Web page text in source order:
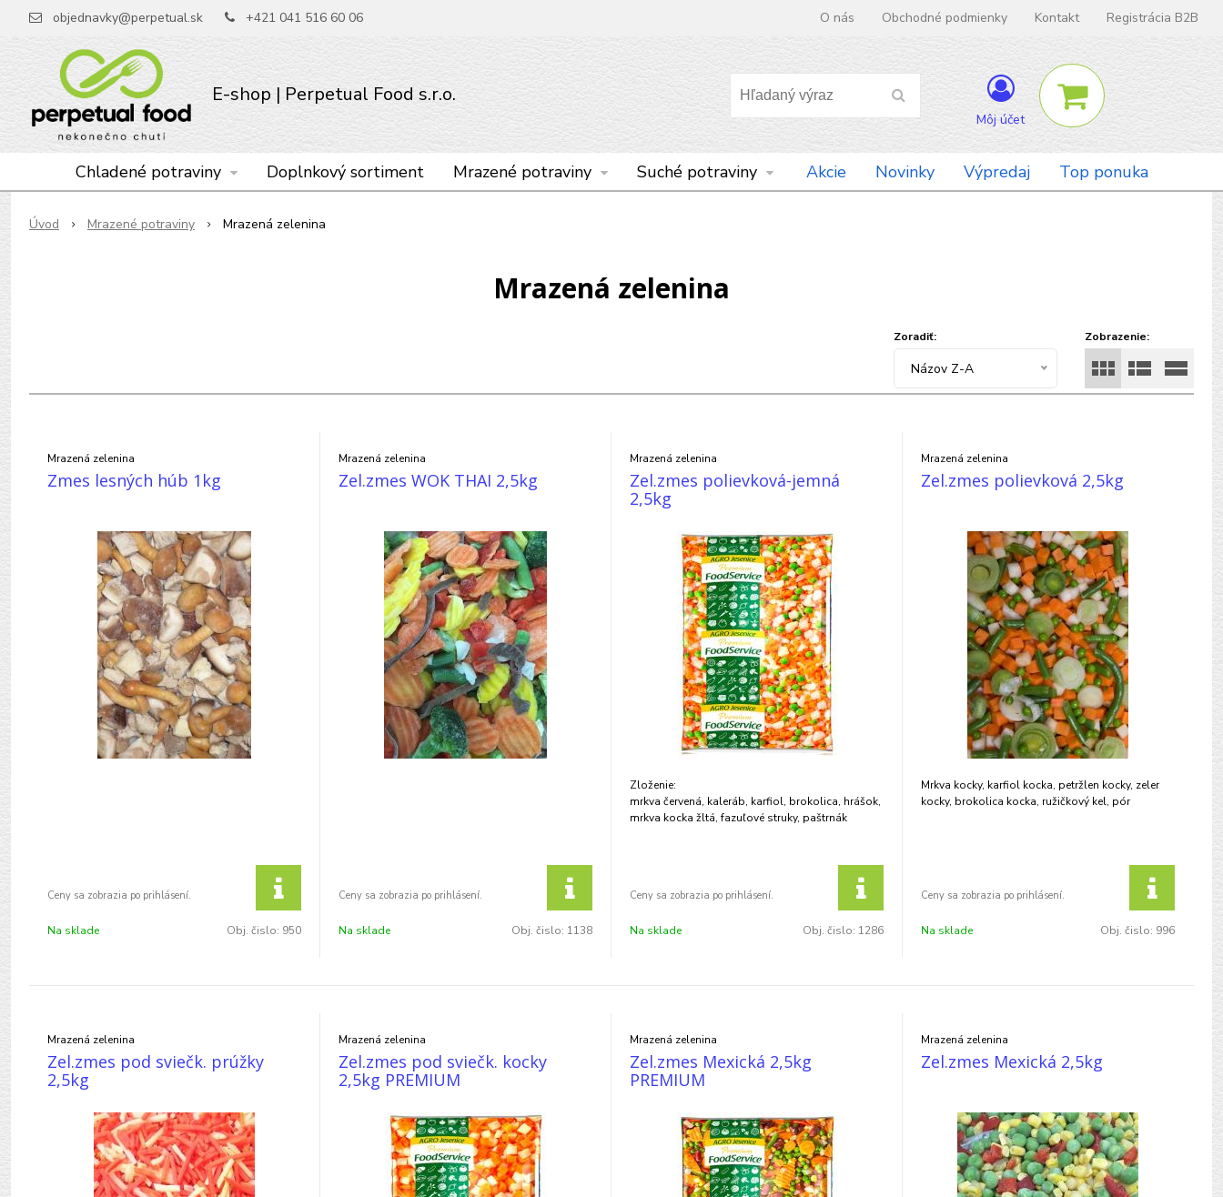
E-shop | Perpetual Food s.r.o.
objednavky@perpetual.sk +421 041 516 60 06 O nás Obchodné podmienky Kontakt Registrácia B2B
Môj účet
Chladené potraviny Doplnkový sortiment Mrazené potraviny Suché potraviny Akcie Novinky Výpredaj Top ponuka
Úvod Mrazené potraviny Mrazená zelenina
Mrazená zelenina
Zobrazenie:
Zoradiť:
Názov Z-A
Mrazená zelenina
Zmes lesných húb 1kg
Na sklade Obj. čislo: 950
Mrazená zelenina
Zel.zmes WOK THAI 2,5kg
Na sklade Obj. čislo: 1138
Mrazená zelenina
Zel.zmes polievková-jemná
2,5kg
Zloženie:
mrkva červená, kaleráb, karfiol, brokolica, hrášok,
mrkva kocka žltá, fazuľové struky, paštrnák
Na sklade Obj. čislo: 1286
Mrazená zelenina
Zel.zmes polievková 2,5kg
Mrkva kocky, karfiol kocka, petržlen kocky, zeler
kocky, brokolica kocka, ružičkový kel, pór
Na sklade Obj. čislo: 996
Mrazená zelenina
Zel.zmes pod sviečk. prúžky
2,5kg
Mrazená zelenina
Zel.zmes pod sviečk. kocky
2,5kg PREMIUM
Mrazená zelenina
Zel.zmes Mexická 2,5kg
PREMIUM
Mrazená zelenina
Zel.zmes Mexická 2,5kg